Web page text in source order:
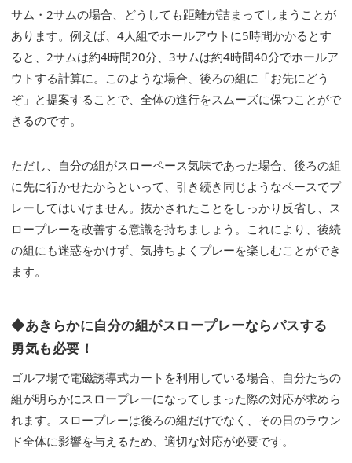
サム・2サムの場合、どうしても距離が詰まってしまうことが
あります。例えば、4人組でホールアウトに5時間かかるとす
ると、2サムは約4時間20分、3サムは約4時間40分でホールア
ウトする計算に。このような場合、後ろの組に「お先にどう
ぞ」と提案することで、全体の進行をスムーズに保つことがで
きるのです。
ただし、自分の組がスローペース気味であった場合、後ろの組
に先に行かせたからといって、引き続き同じようなペースでプ
レーしてはいけません。抜かされたことをしっかり反省し、ス
ロープレーを改善する意識を持ちましょう。これにより、後続
の組にも迷惑をかけず、気持ちよくプレーを楽しむことができ
ます。
◆あきらかに自分の組がスロープレーならパスする
勇気も必要！
ゴルフ場で電磁誘導式カートを利用している場合、自分たちの
組が明らかにスロープレーになってしまった際の対応が求めら
れます。スロープレーは後ろの組だけでなく、その日のラウン
ド全体に影響を与えるため、適切な対応が必要です。